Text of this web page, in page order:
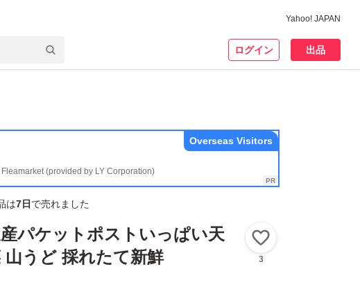
Yahoo! JAPAN
ログイン 出品
(provided by LY Corporation)
Overseas Visitors
は7日 で売れました
パケットポストいっぱい天
山うど 採れたて新鮮
3